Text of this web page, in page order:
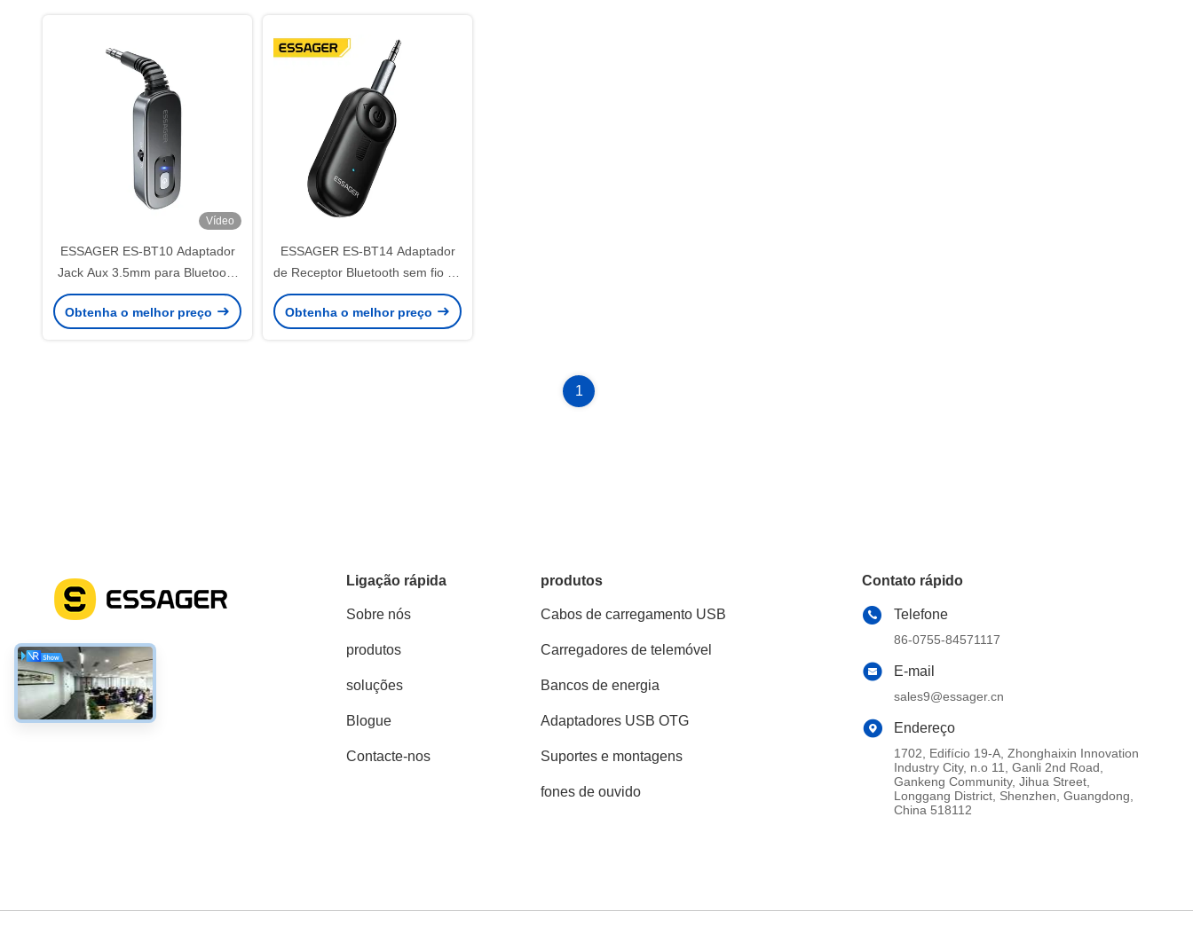
Vídeo
ESSAGER ES-BT10 Adaptador
Jack Aux 3.5mm para Bluetooth
Transmissor Receptor com
Bateria Embutida
Obtenha o melhor preço
ESSAGER ES-BT14 Adaptador
de Receptor Bluetooth sem fio de
áudio de 3,5 mm
Obtenha o melhor preço
1
Redes Sociais
Ligação rápida
Sobre nós
produtos
soluções
Blogue
Contacte-nos
produtos
Cabos de carregamento USB
Carregadores de telemóvel
Bancos de energia
Adaptadores USB OTG
Suportes e montagens
fones de ouvido
Contato rápido
Telefone
86-0755-84571117
E-mail
sales9@essager.cn
Endereço
1702, Edifício 19-A, Zhonghaixin Innovation
Industry City, n.o 11, Ganli 2nd Road,
Gankeng Community, Jihua Street,
Longgang District, Shenzhen, Guangdong,
China 518112